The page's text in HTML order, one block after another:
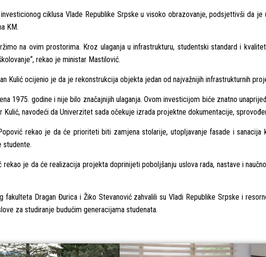
ciklusa Vlade Republike Srpske u visoko obrazovanje, podsjettivši da
KM.
na ovim prostorima. Kroz ulaganja u infrastrukturu, studentski standard i
rekao je ministar Mastilović.
Kulić ocijenio je da je rekonstrukcija objekta jedan od najvažnijih infrastrukturnih
1975. godine i nije bilo značajnijih ulaganja. Ovom investicijom biće znatno
navodeći da Univerzitet sada očekuje izrada projektne dokumentacije,
rekao je da će prioriteti biti zamjena stolarije, utopljavanje fasade i
studente.
je da će realizacija projekta doprinijeti poboljšanju uslova rada, nastave i
fakulteta Dragan Đurica i Žiko Stevanović zahvalili su Vladi Republike Srpske i
za studiranje budućim generacijama studenata.